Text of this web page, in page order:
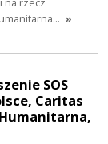
»
SOS
Caritas